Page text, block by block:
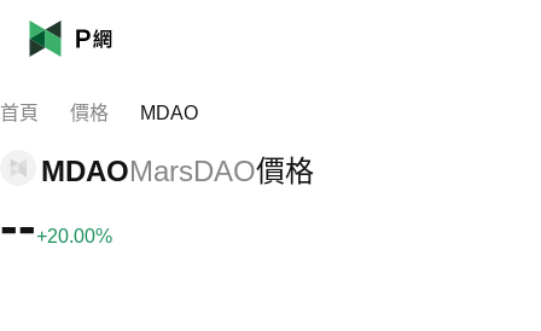
首頁 價格 MDAO
MDAOMarsDAO價格
--+20.00%